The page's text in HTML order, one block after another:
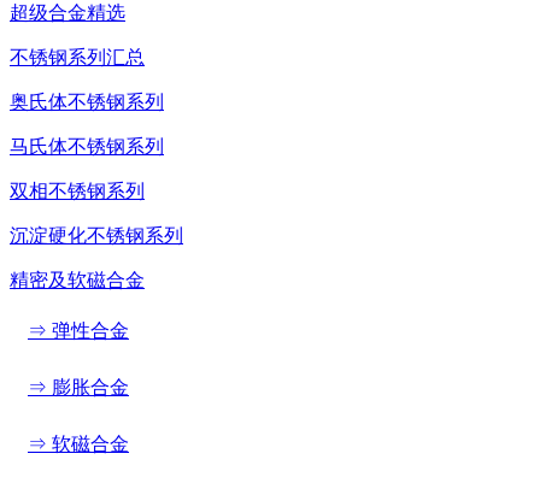
超级合金精选
不锈钢系列汇总
奥氏体不锈钢系列
马氏体不锈钢系列
双相不锈钢系列
沉淀硬化不锈钢系列
精密及软磁合金
⇒ 弹性合金
⇒ 膨胀合金
⇒ 软磁合金